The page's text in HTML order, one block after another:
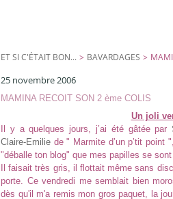
ET SI C'ÉTAIT BON... > BAVARDAGES >
25 novembre 2006
MAMINA RECOIT SON 2 ème COLIS
Un joli
Il y a quelques jours, j’ai été gâtée par
Claire-Emilie de " Marmite d’un p’tit point
"déballe ton blog" que mes papilles se
Il faisait très gris, il flottait même sans
porte. Ce vendredi me semblait bien
dès qu'il m'a remis mon gros paquet, la